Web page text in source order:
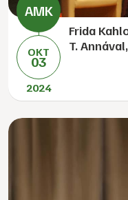
OKT
03
2024
Frida
T.